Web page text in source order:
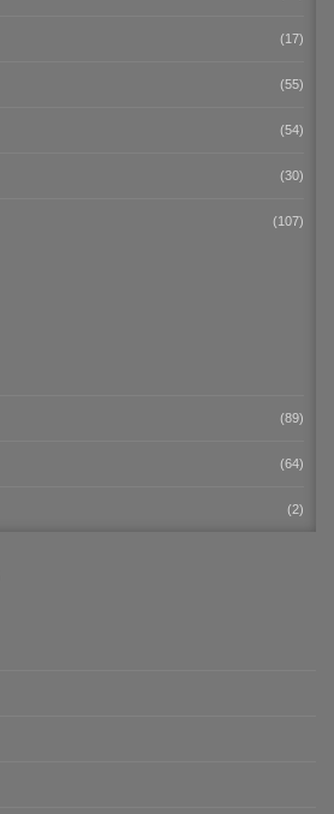
(17)
(55)
(54)
(30)
(107)
(89)
(64)
(2)